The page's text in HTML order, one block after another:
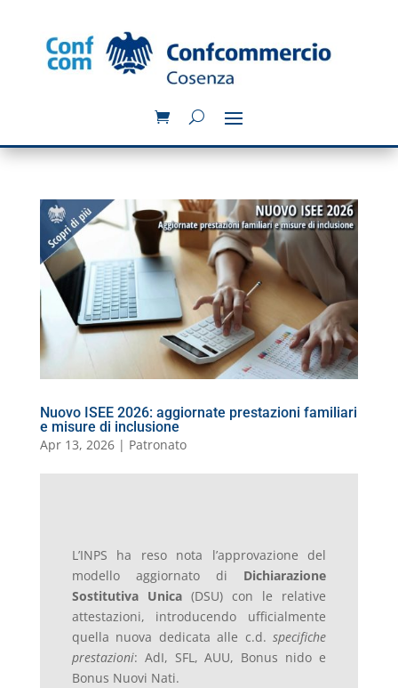
Nuovo ISEE 2026: aggiornate prestazioni familiari
e misure di inclusione
Apr 13, 2026| Patronato
L’INPS ha reso nota l’approvazione del
modello aggiornato di Dichiarazione
Sostitutiva Unica(DSU) con le relative
attestazioni, introducendo ufficialmente
quella nuova dedicata alle c.d.specifiche
prestazioni: AdI, SFL, AUU, Bonus nido e
Bonus Nuovi Nati.